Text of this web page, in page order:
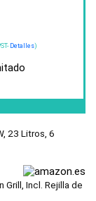
Detalles)
23 Litros, 6
Grill, Incl. Rejilla de